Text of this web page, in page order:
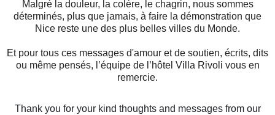
Malgré la douleur, la colère, le chagrin, nous sommes
déterminés, plus que jamais, à faire la démonstration que
Nice reste une des plus belles villes du Monde.
Et pour tous ces messages d'amour et de soutien, écrits, dits
ou même pensés, l’équipe de l’hôtel Villa Rivoli vous en
remercie.
Thank you for your kind thoughts and messages from our